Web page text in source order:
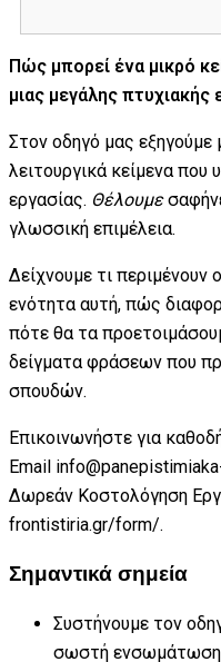
Πώς μπορεί ένα μικρό
μιας μεγάλης πτυχιακής
Στον οδηγό μας
λειτουργικά κείμενα
εργασίας. Θέλουμε
γλωσσική επιμέλεια.
Δείχνουμε τι
ενότητα αυτή, πώς
πότε θα τα
δείγματα φράσεων που
σπουδών.
Επικοινωνήστε για
Email
Δωρεάν Κοστολόγηση
frontistiria.gr/form/.
Σημαντικά σημεία
Συστήνουμε τον
σωστή ενσωμάτωση